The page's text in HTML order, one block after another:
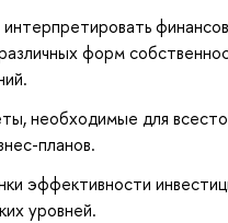
интерпретировать
форм
необходимые для
планов.
эффективности
уровней.